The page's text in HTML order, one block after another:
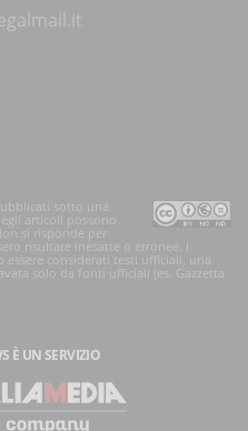
sotto una
articoli possono
si risponde per
risultare inesatte o erronee. I
considerati testi ufficiali, una
solo da fonti ufficiali (es. Gazzetta
È UN SERVIZIO